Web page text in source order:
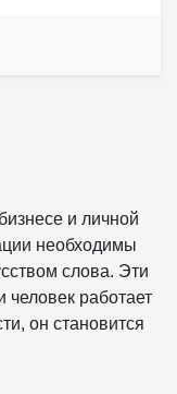
потрачено около
и личной
необходимы
слова. Эти
человек работает
он становится